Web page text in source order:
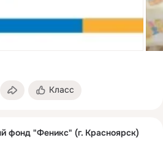
Класс
фонд "Феникс" (г. Красноярск)